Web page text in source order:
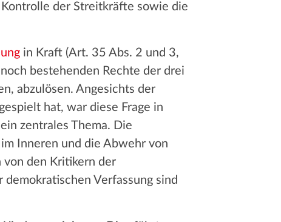
der Streitkräfte sowie die
in Kraft (Art. 35 Abs. 2 und 3,
bestehenden Rechte der drei
abzulösen. Angesichts der
hat, war diese Frage in
zentrales Thema. Die
Inneren und die Abwehr von
von den Kritikern der
Verfassung sind